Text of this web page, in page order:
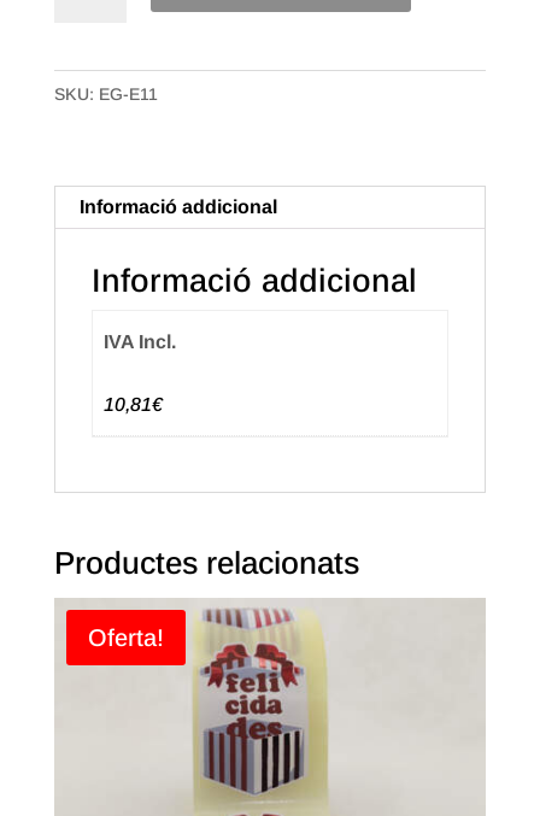
Adhesiva
"Felicitats"
SKU: EG-E11
Informació addicional
Informació addicional
IVA Incl.
10,81€
Productes relacionats
Oferta!